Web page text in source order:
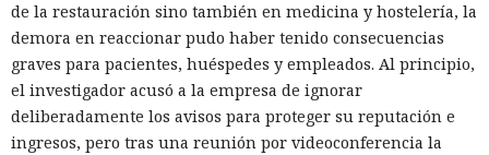
de la restauración sino también en medicina y hostelería, la
demora en reaccionar pudo haber tenido consecuencias
graves para pacientes, huéspedes y empleados. Al principio,
el investigador acusó a la empresa de ignorar
deliberadamente los avisos para proteger su reputación e
ingresos, pero tras una reunión por videoconferencia la